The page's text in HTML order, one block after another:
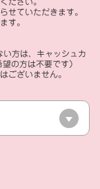
せていただきます。
す。
方は、キャッシュカ
の方は不要です）
ございません。